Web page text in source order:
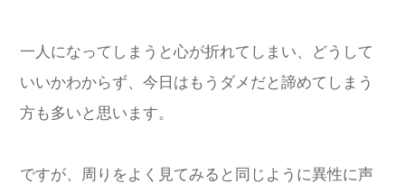
一人になってしまうと心が折れてしまい、どうして
いいかわからず、今日はもうダメだと諦めてしまう
方も多いと思います。
ですが、周りをよく見てみると同じように異性に声